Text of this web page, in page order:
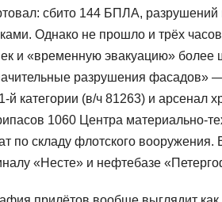
сбито 144 БПЛА, разрушений
Однако не прошло и трёх
и «временную эвакуацию» более
разрушения фасадов»
й категории (в/ч 81263) и арсенал
1060 Центра материально-
по складу флотского
«Несте» и нефтебазе